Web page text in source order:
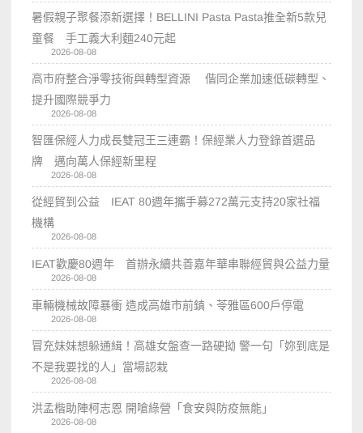
暑假親子聚餐添新選擇！BELLINI Pasta Pasta推全新5款兒
童餐 手工義大利麵240元起
2026-08-08
高市府整合淨零技術與轉型資源 偕同企業加速低碳轉型、
提升國際競爭力
2026-08-08
智匯保經人力成長雙冠王三連霸！保經業人力登錄首選品
牌 邁向萬人保經新里程
2026-08-08
從經貿到公益 IEAT 80週年攜手募272萬元支持20家社福
機構
2026-08-08
IEAT歡慶80週年 首辦永續共善嘉年華串聯經貿與公益力量
2026-08-08
車輛機械故障暴衝 造成高雄市前鎮、苓雅區600戶停電
2026-08-08
冒充妹妹想躲通緝！高雄女盤查一路硬拗 警一句「妳到底是
不是我要找的人」當場認栽
2026-08-08
洪孟楷助陣柯志恩 開嗆綠營「食安與防疫無能」
2026-08-08